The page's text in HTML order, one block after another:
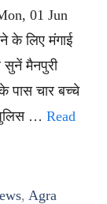
01 Jun
के लिए मंगाई
मैनपुरी
पास चार बच्चे
… Read
, Agra